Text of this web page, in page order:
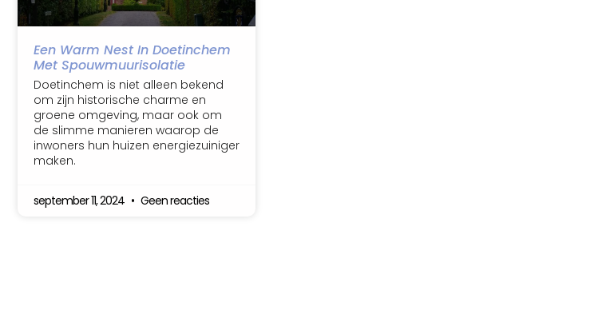
Een Warm Nest In Doetinchem
Met Spouwmuurisolatie
Doetinchem is niet alleen bekend
om zijn historische charme en
groene omgeving, maar ook om
de slimme manieren waarop de
inwoners hun huizen energiezuiniger
maken.
september 11, 2024 Geen reacties